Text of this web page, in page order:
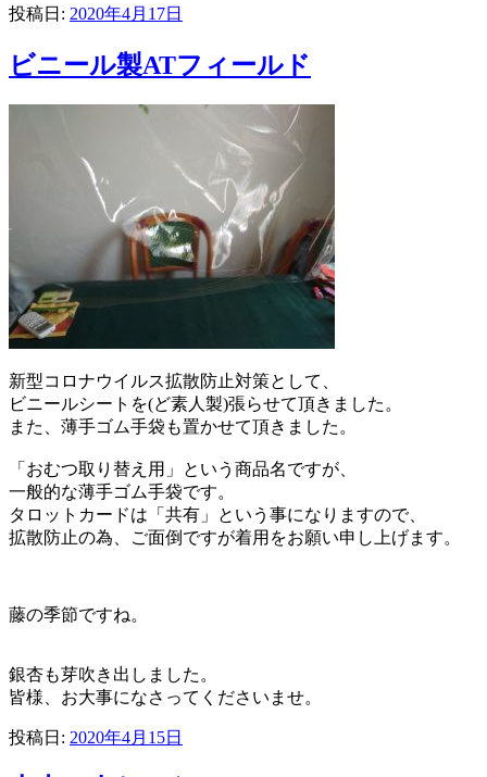
投稿日: 2020年4月17日
ビニール製ATフィールド
新型コロナウイルス拡散防止対策として、
ビニールシートを(ど素人製)張らせて頂きました。
また、薄手ゴム手袋も置かせて頂きました。
「おむつ取り替え用」という商品名ですが、
一般的な薄手ゴム手袋です。
タロットカードは「共有」という事になりますので、
拡散防止の為、ご面倒ですが着用をお願い申し上げます。
藤の季節ですね。
銀杏も芽吹き出しました。
皆様、お大事になさってくださいませ。
投稿日: 2020年4月15日